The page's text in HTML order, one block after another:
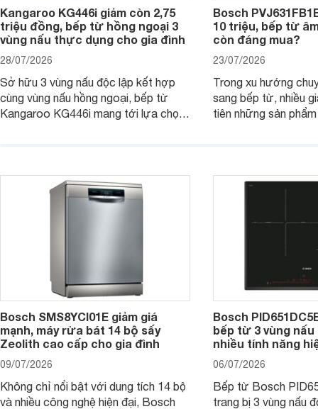
Kangaroo KG446i giảm còn 2,75
triệu đồng, bếp từ hồng ngoại 3
vùng nấu thực dụng cho gia đình
28/07/2026
Sở hữu 3 vùng nấu độc lập kết hợp
cùng vùng nấu hồng ngoại, bếp từ
Kangaroo KG446i mang tới lựa chọn
nhiều cửa hàng, đại lý.
Bosch
10 triệu, bếp từ
còn đáng mua?
23/07/2026
Trong xu hướng
sang bếp từ, nhiều
tiên những sản
mẫu bếp đáp ứng
Bosch SMS8YCI01E giảm giá
mạnh, máy rửa bát 14 bộ sấy
Zeolith cao cấp cho gia đình
09/07/2026
Không chỉ nổi bật với dung tích 14 bộ
và nhiều công nghệ hiện đại, Bosch
Bosch
bếp từ 3 vùng
nhiều tính năng
06/07/2026
Bếp từ Bosch
trang bị 3 vùng nấu